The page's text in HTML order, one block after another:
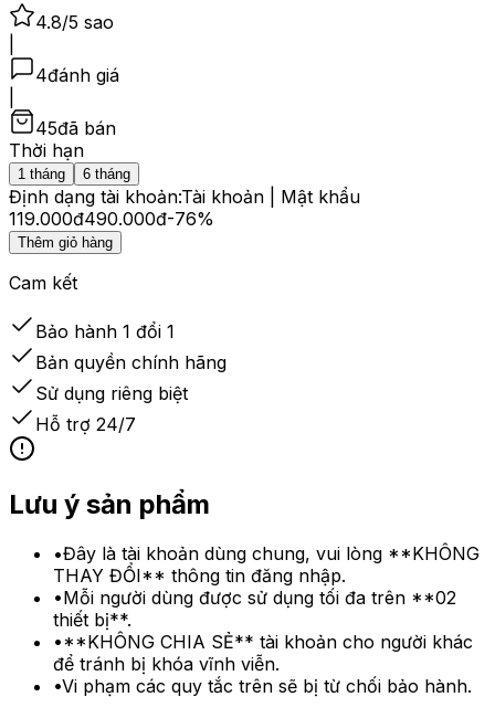
4.8/5 sao
4đánh giá
45đã bán
Thời hạn
1 tháng 6 tháng
Định dạng tài khoản:Tài khoản | Mật khẩu
119.000đ490.000đ-76%
Thêm giỏ hàng
Cam kết
Bảo hành 1 đổi 1
Bản quyền chính hãng
Sử dụng riêng biệt
Hỗ trợ 24/7
Lưu ý sản phẩm
•Đây là tài khoản dùng chung, vui lòng **KHÔNG
THAY ĐỔI** thông tin đăng nhập.
•Mỗi người dùng được sử dụng tối đa trên **02
thiết bị**.
•**KHÔNG CHIA SẺ** tài khoản cho người khác
để tránh bị khóa vĩnh viễn.
•Vi phạm các quy tắc trên sẽ bị từ chối bảo hành.